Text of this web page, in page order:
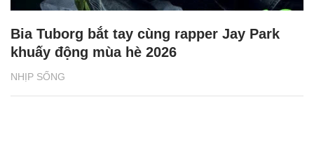
NHỊP SỐNG
Bia Tuborg bắt tay cùng rapper Jay Park
khuấy động mùa hè 2026